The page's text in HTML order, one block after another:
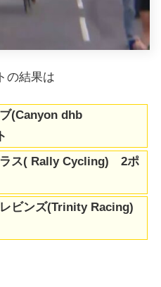
の結果は
(Canyon dhb
ス( Rally Cycling) 2ポ
ビンズ(Trinity Racing)